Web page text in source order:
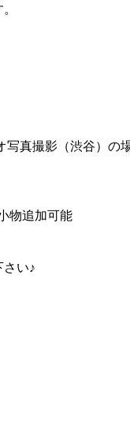
写真撮影（渋谷）の
物追加可能
い♪